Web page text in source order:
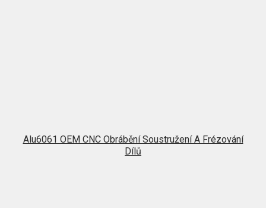
Alu6061 OEM CNC Obrábění Soustružení A Frézování
Dílů